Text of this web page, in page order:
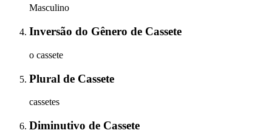
Masculino
Inversão do Gênero de Cassete
o cassete
Plural de Cassete
cassetes
Diminutivo de Cassete